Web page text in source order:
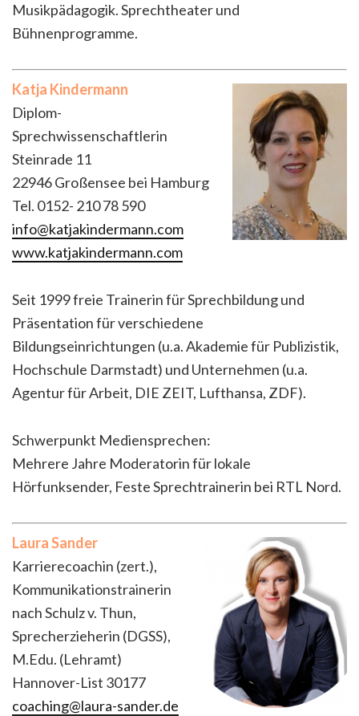
Musikpädagogik. Sprechtheater und
Bühnenprogramme.
Katja Kindermann
Diplom-
Sprechwissenschaftlerin
Steinrade 11
22946 Großensee bei Hamburg
Tel. 0152- 210 78 590
info@katjakindermann.com
www.katjakindermann.com
Seit 1999 freie Trainerin für Sprechbildung und
Präsentation für verschiedene
Bildungseinrichtungen (u.a. Akademie für Publizistik,
Hochschule Darmstadt) und Unternehmen (u.a.
Agentur für Arbeit, DIE ZEIT, Lufthansa, ZDF).
Schwerpunkt Mediensprechen:
Mehrere Jahre Moderatorin für lokale
Hörfunksender, Feste Sprechtrainerin bei RTL Nord.
Laura Sander
Karrierecoachin (zert.),
Kommunikationstrainerin
nach Schulz v. Thun,
Sprecherzieherin (DGSS),
M.Edu. (Lehramt)
Hannover-List 30177
coaching@laura-sander.de